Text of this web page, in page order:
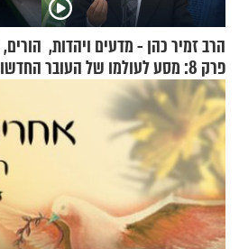
הרב זמיר כהן - מדעים ויהדות,
פרק 8: מסע לעולמו של העובר